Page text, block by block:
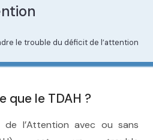
le trouble du déficit de l’attention
que le TDAH ?
l’Attention avec ou sans